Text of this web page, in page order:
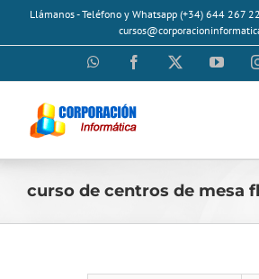
SaltarLlámanos - Teléfono y Whatsapp (+34) 644 267
WhatsAppFacebook
curso de centros de mesa